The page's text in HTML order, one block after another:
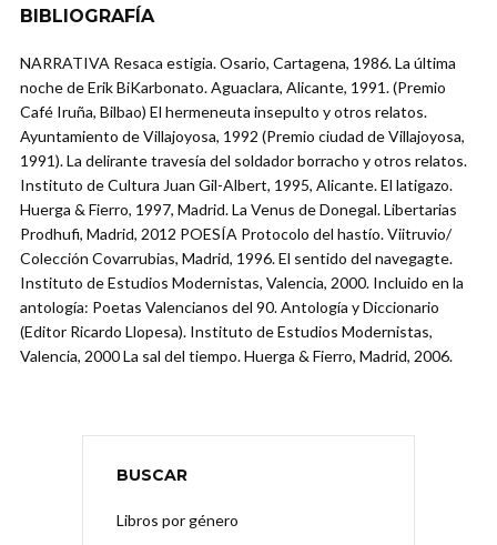
BIBLIOGRAFÍA
NARRATIVA Resaca estigia. Osario, Cartagena, 1986. La última
noche de Erik BiKarbonato. Aguaclara, Alicante, 1991. (Premio
Café Iruña, Bilbao) El hermeneuta insepulto y otros relatos.
Ayuntamiento de Villajoyosa, 1992 (Premio ciudad de Villajoyosa,
1991). La delirante travesía del soldador borracho y otros relatos.
Instituto de Cultura Juan Gil-Albert, 1995, Alicante. El latigazo.
Huerga & Fierro, 1997, Madrid. La Venus de Donegal. Libertarias
Prodhufi, Madrid, 2012 POESÍA Protocolo del hastío. Viitruvio/
Colección Covarrubias, Madrid, 1996. El sentido del navegagte.
Instituto de Estudios Modernistas, Valencia, 2000. Incluido en la
antología: Poetas Valencianos del 90. Antología y Diccionario
(Editor Ricardo Llopesa). Instituto de Estudios Modernistas,
Valencia, 2000 La sal del tiempo. Huerga & Fierro, Madrid, 2006.
BUSCAR
Libros por género